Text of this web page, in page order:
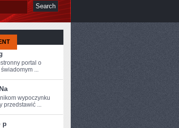
portal o
...
wypoczynku
przedstawić ...
p